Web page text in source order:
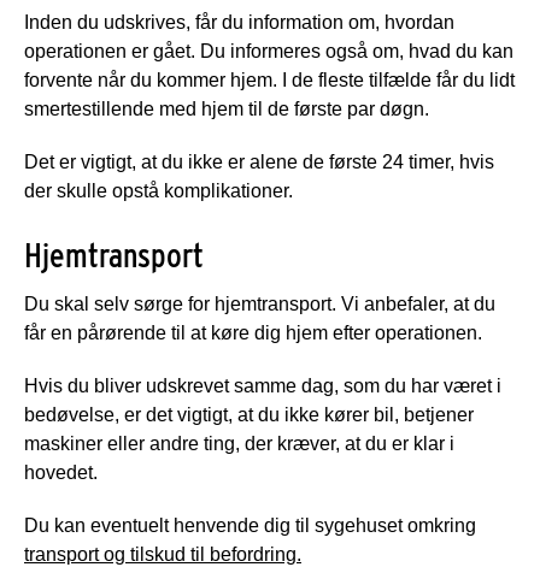
Inden du udskrives, får du information om, hvordan
operationen er gået. Du informeres også om, hvad du kan
forvente når du kommer hjem. I de fleste tilfælde får du lidt
smertestillende med hjem til de første par døgn.
Det er vigtigt, at du ikke er alene de første 24 timer, hvis
der skulle opstå komplikationer.
Hjemtransport
Du skal selv sørge for hjemtransport. Vi anbefaler, at du
får en pårørende til at køre dig hjem efter operationen.
Hvis du bliver udskrevet samme dag, som du har været i
bedøvelse, er det vigtigt, at du ikke kører bil, betjener
maskiner eller andre ting, der kræver, at du er klar i
hovedet.
Du kan eventuelt henvende dig til sygehuset omkring
transport og tilskud til befordring.